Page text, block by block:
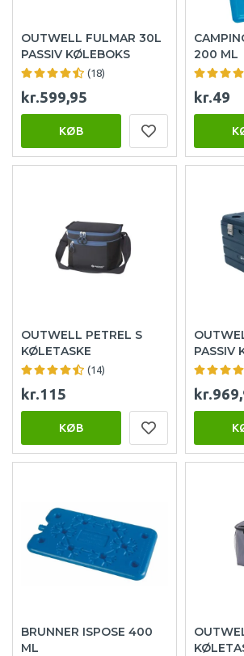
OUTWELL FULMAR 30L
PASSIV KØLEBOKS
(18)
kr.599,95
KØB
200 ML
kr.49
OUTWELL PETREL S
KØLETASKE
(14)
kr.115
KØB
PASSIV
BRUNNER ISPOSE 400
ML